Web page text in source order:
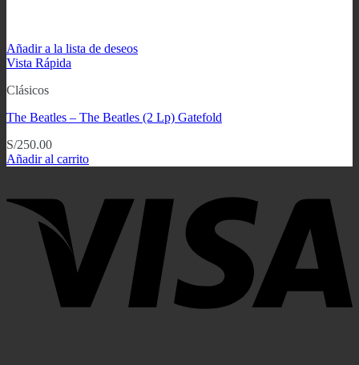
Añadir a la lista de deseos
Vista Rápida
Clásicos
The Beatles ‎– The Beatles (2 Lp) Gatefold
S/250.00
Añadir al carrito